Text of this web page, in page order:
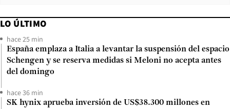
LO ÚLTIMO
hace 25 min
España emplaza a Italia a levantar la suspensión del espacio
Schengen y se reserva medidas si Meloni no acepta antes
del domingo
hace 36 min
SK hynix aprueba inversión de US$38.300 millones en